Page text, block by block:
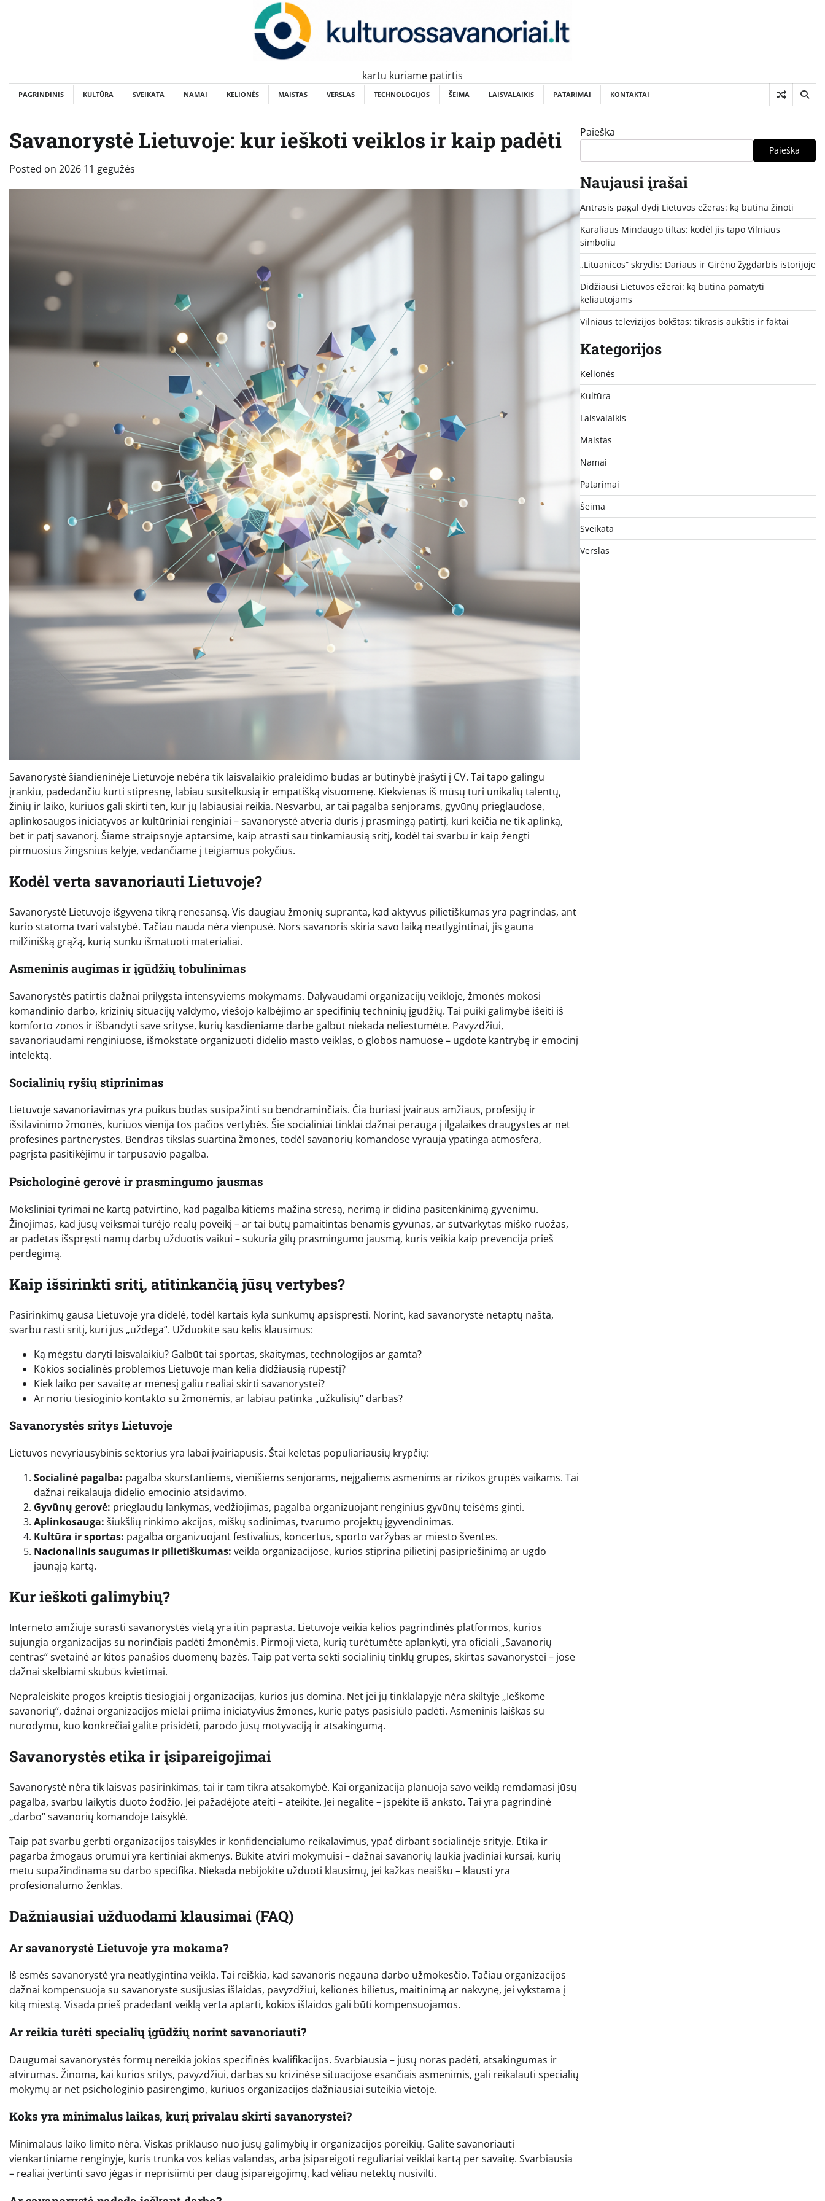
kartu kuriame patirtis
PAGRINDINIS KULTŪRA SVEIKATA NAMAI KELIONĖS MAISTAS VERSLAS TECHNOLOGIJOS ŠEIMA LAISVALAIKIS PATARIMAI KONTAKTAI
Savanorystė Lietuvoje: kur ieškoti veiklos ir kaip padėti
Posted on 2026 11 gegužės
Savanorystė šiandieninėje Lietuvoje nebėra tik laisvalaikio praleidimo būdas ar būtinybė įrašyti į CV. Tai tapo galingu
įrankiu, padedančiu kurti stipresnę, labiau susitelkusią ir empatišką visuomenę. Kiekvienas iš mūsų turi unikalių talentų,
žinių ir laiko, kuriuos gali skirti ten, kur jų labiausiai reikia. Nesvarbu, ar tai pagalba senjorams, gyvūnų prieglaudose,
aplinkosaugos iniciatyvos ar kultūriniai renginiai – savanorystė atveria duris į prasmingą patirtį, kuri keičia ne tik aplinką,
bet ir patį savanorį. Šiame straipsnyje aptarsime, kaip atrasti sau tinkamiausią sritį, kodėl tai svarbu ir kaip žengti
pirmuosius žingsnius kelyje, vedančiame į teigiamus pokyčius.
Kodėl verta savanoriauti Lietuvoje?
Savanorystė Lietuvoje išgyvena tikrą renesansą. Vis daugiau žmonių supranta, kad aktyvus pilietiškumas yra pagrindas, ant
kurio statoma tvari valstybė. Tačiau nauda nėra vienpusė. Nors savanoris skiria savo laiką neatlygintinai, jis gauna
milžinišką grąžą, kurią sunku išmatuoti materialiai.
Asmeninis augimas ir įgūdžių tobulinimas
Savanorystės patirtis dažnai prilygsta intensyviems mokymams. Dalyvaudami organizacijų veikloje, žmonės mokosi
komandinio darbo, krizinių situacijų valdymo, viešojo kalbėjimo ar specifinių techninių įgūdžių. Tai puiki galimybė išeiti iš
komforto zonos ir išbandyti save srityse, kurių kasdieniame darbe galbūt niekada neliestumėte. Pavyzdžiui,
savanoriaudami renginiuose, išmokstate organizuoti didelio masto veiklas, o globos namuose – ugdote kantrybę ir emocinį
intelektą.
Socialinių ryšių stiprinimas
Lietuvoje savanoriavimas yra puikus būdas susipažinti su bendraminčiais. Čia buriasi įvairaus amžiaus, profesijų ir
išsilavinimo žmonės, kuriuos vienija tos pačios vertybės. Šie socialiniai tinklai dažnai perauga į ilgalaikes draugystes ar net
profesines partnerystes. Bendras tikslas suartina žmones, todėl savanorių komandose vyrauja ypatinga atmosfera,
pagrįsta pasitikėjimu ir tarpusavio pagalba.
Psichologinė gerovė ir prasmingumo jausmas
Moksliniai tyrimai ne kartą patvirtino, kad pagalba kitiems mažina stresą, nerimą ir didina pasitenkinimą gyvenimu.
Žinojimas, kad jūsų veiksmai turėjo realų poveikį – ar tai būtų pamaitintas benamis gyvūnas, ar sutvarkytas miško ruožas,
ar padėtas išspręsti namų darbų užduotis vaikui – sukuria gilų prasmingumo jausmą, kuris veikia kaip prevencija prieš
perdegimą.
Kaip išsirinkti sritį, atitinkančią jūsų vertybes?
Pasirinkimų gausa Lietuvoje yra didelė, todėl kartais kyla sunkumų apsispręsti. Norint, kad savanorystė netaptų našta,
svarbu rasti sritį, kuri jus „uždega“. Užduokite sau kelis klausimus:
Ką mėgstu daryti laisvalaikiu? Galbūt tai sportas, skaitymas, technologijos ar gamta?
Kokios socialinės problemos Lietuvoje man kelia didžiausią rūpestį?
Kiek laiko per savaitę ar mėnesį galiu realiai skirti savanorystei?
Ar noriu tiesioginio kontakto su žmonėmis, ar labiau patinka „užkulisių“ darbas?
Savanorystės sritys Lietuvoje
Lietuvos nevyriausybinis sektorius yra labai įvairiapusis. Štai keletas populiariausių krypčių:
Socialinė pagalba: pagalba skurstantiems, vienišiems senjorams, neįgaliems asmenims ar rizikos grupės vaikams. Tai
dažnai reikalauja didelio emocinio atsidavimo.
Gyvūnų gerovė: prieglaudų lankymas, vedžiojimas, pagalba organizuojant renginius gyvūnų teisėms ginti.
Aplinkosauga: šiukšlių rinkimo akcijos, miškų sodinimas, tvarumo projektų įgyvendinimas.
Kultūra ir sportas: pagalba organizuojant festivalius, koncertus, sporto varžybas ar miesto šventes.
Nacionalinis saugumas ir pilietiškumas: veikla organizacijose, kurios stiprina pilietinį pasipriešinimą ar ugdo
jaunąją kartą.
Kur ieškoti galimybių?
Interneto amžiuje surasti savanorystės vietą yra itin paprasta. Lietuvoje veikia kelios pagrindinės platformos, kurios
sujungia organizacijas su norinčiais padėti žmonėmis. Pirmoji vieta, kurią turėtumėte aplankyti, yra oficiali „Savanorių
centras“ svetainė ar kitos panašios duomenų bazės. Taip pat verta sekti socialinių tinklų grupes, skirtas savanorystei – jose
dažnai skelbiami skubūs kvietimai.
Nepraleiskite progos kreiptis tiesiogiai į organizacijas, kurios jus domina. Net jei jų tinklalapyje nėra skiltyje „Ieškome
savanorių“, dažnai organizacijos mielai priima iniciatyvius žmones, kurie patys pasisiūlo padėti. Asmeninis laiškas su
nurodymu, kuo konkrečiai galite prisidėti, parodo jūsų motyvaciją ir atsakingumą.
Savanorystės etika ir įsipareigojimai
Savanorystė nėra tik laisvas pasirinkimas, tai ir tam tikra atsakomybė. Kai organizacija planuoja savo veiklą remdamasi jūsų
pagalba, svarbu laikytis duoto žodžio. Jei pažadėjote ateiti – ateikite. Jei negalite – įspėkite iš anksto. Tai yra pagrindinė
„darbo“ savanorių komandoje taisyklė.
Taip pat svarbu gerbti organizacijos taisykles ir konfidencialumo reikalavimus, ypač dirbant socialinėje srityje. Etika ir
pagarba žmogaus orumui yra kertiniai akmenys. Būkite atviri mokymuisi – dažnai savanorių laukia įvadiniai kursai, kurių
metu supažindinama su darbo specifika. Niekada nebijokite užduoti klausimų, jei kažkas neaišku – klausti yra
profesionalumo ženklas.
Dažniausiai užduodami klausimai (FAQ)
Ar savanorystė Lietuvoje yra mokama?
Iš esmės savanorystė yra neatlygintina veikla. Tai reiškia, kad savanoris negauna darbo užmokesčio. Tačiau organizacijos
dažnai kompensuoja su savanoryste susijusias išlaidas, pavyzdžiui, kelionės bilietus, maitinimą ar nakvynę, jei vykstama į
kitą miestą. Visada prieš pradedant veiklą verta aptarti, kokios išlaidos gali būti kompensuojamos.
Ar reikia turėti specialių įgūdžių norint savanoriauti?
Daugumai savanorystės formų nereikia jokios specifinės kvalifikacijos. Svarbiausia – jūsų noras padėti, atsakingumas ir
atvirumas. Žinoma, kai kurios sritys, pavyzdžiui, darbas su krizinėse situacijose esančiais asmenimis, gali reikalauti specialių
mokymų ar net psichologinio pasirengimo, kuriuos organizacijos dažniausiai suteikia vietoje.
Koks yra minimalus laikas, kurį privalau skirti savanorystei?
Minimalaus laiko limito nėra. Viskas priklauso nuo jūsų galimybių ir organizacijos poreikių. Galite savanoriauti
vienkartiniame renginyje, kuris trunka vos kelias valandas, arba įsipareigoti reguliariai veiklai kartą per savaitę. Svarbiausia
– realiai įvertinti savo jėgas ir neprisiimti per daug įsipareigojimų, kad vėliau netektų nusivilti.
Paieška
Paieška
Naujausi įrašai
Antrasis pagal dydį Lietuvos ežeras: ką būtina žinoti
Karaliaus Mindaugo tiltas: kodėl jis tapo Vilniaus
simboliu
„Lituanicos“ skrydis: Dariaus ir Girėno žygdarbis istorijoje
Didžiausi Lietuvos ežerai: ką būtina pamatyti
keliautojams
Vilniaus televizijos bokštas: tikrasis aukštis ir faktai
Kategorijos
Kelionės
Kultūra
Laisvalaikis
Maistas
Namai
Patarimai
Šeima
Sveikata
Verslas